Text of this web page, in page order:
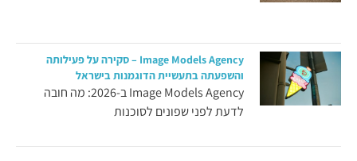
Image Models Agency – סקירה על פעילותה
והשפעתה בתעשיית הדוגמנות בישראל
Image Models Agency ב-2026: מה חובה
לדעת לפני שפונים לסוכנות